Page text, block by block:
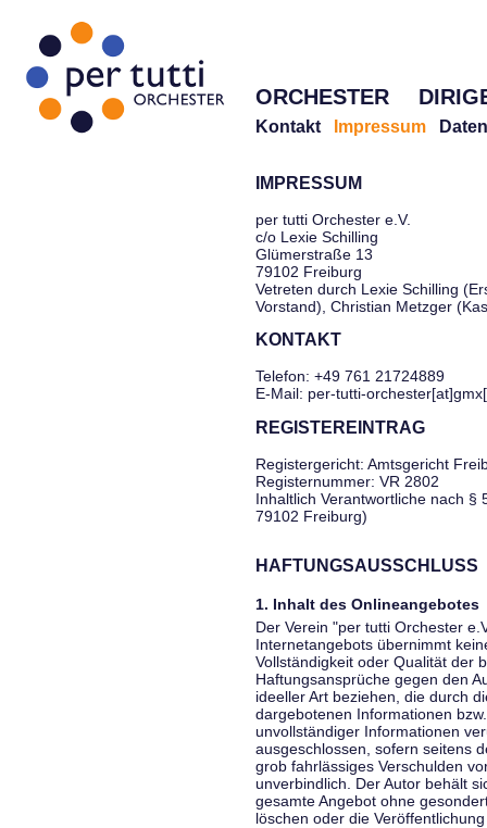
ORCHESTER
Kontakt Impressum
IMPRESSUM
per tutti Orchester e.V.
c/o Lexie Schilling
Glümerstraße 13
79102 Freiburg
Vetreten durch Lexie Schilling
Vorstand), Christian Metzger
KONTAKT
Telefon: +49 761 21724889
E-Mail: per-tutti-
REGISTEREINTRAG
Registergericht: Amtsgericht
Registernummer: VR 2802
Inhaltlich Verantwortliche nach §
79102 Freiburg)
HAFTUNGSAUSSCHLUSS
1. Inhalt des Onlineangebotes
Der Verein "per tutti Orchester
Internetangebots übernimmt
Vollständigkeit oder Qualität der
Haftungsansprüche gegen den
ideeller Art beziehen, die durch
dargebotenen Informationen
unvollständiger Informationen
ausgeschlossen, sofern seitens
grob fahrlässiges Verschulden
unverbindlich. Der Autor behält
gesamte Angebot ohne
löschen oder die